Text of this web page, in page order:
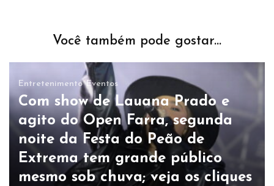
Você também pode gostar...
Entretenimento Eventos
Com show de Lauana Prado e
agito do Open Farra, segunda
noite da Festa do Peão de
Extrema tem grande público
mesmo sob chuva; veja os cliques